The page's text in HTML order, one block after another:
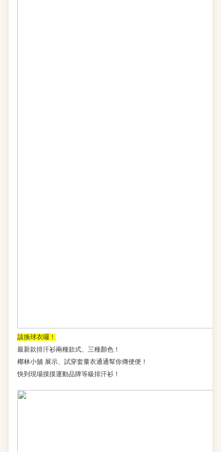
該換球衣囉！
最新款排汗衫兩種款式、三種顏色！
椰林小舖 展示、試穿套量衣通通幫你傳便便！
快到現場摸摸運動品牌等級排汗衫！